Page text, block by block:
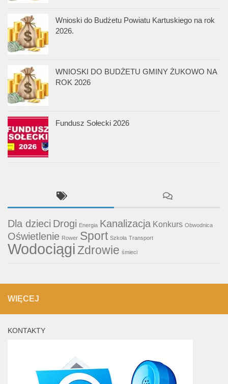
Wnioski do Budżetu Powiatu Kartuskiego na rok
2026.
WNIOSKI DO BUDŻETU GMINY ŻUKOWO NA
ROK 2026
Fundusz Sołecki 2026
Dla dzieci Drogi Energia Kanalizacja Konkurs Obwodnica
Oświetlenie Rower Sport Szkoła Transport
WodociągiZdrowie śmieci
WIĘCEJ
KONTAKTY